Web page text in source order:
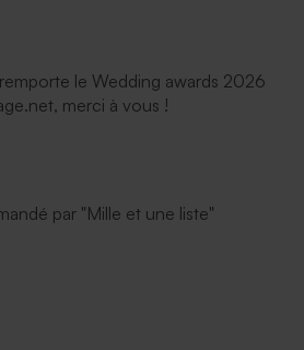
le Wedding awards 2026
merci à vous !
par "Mille et une liste"